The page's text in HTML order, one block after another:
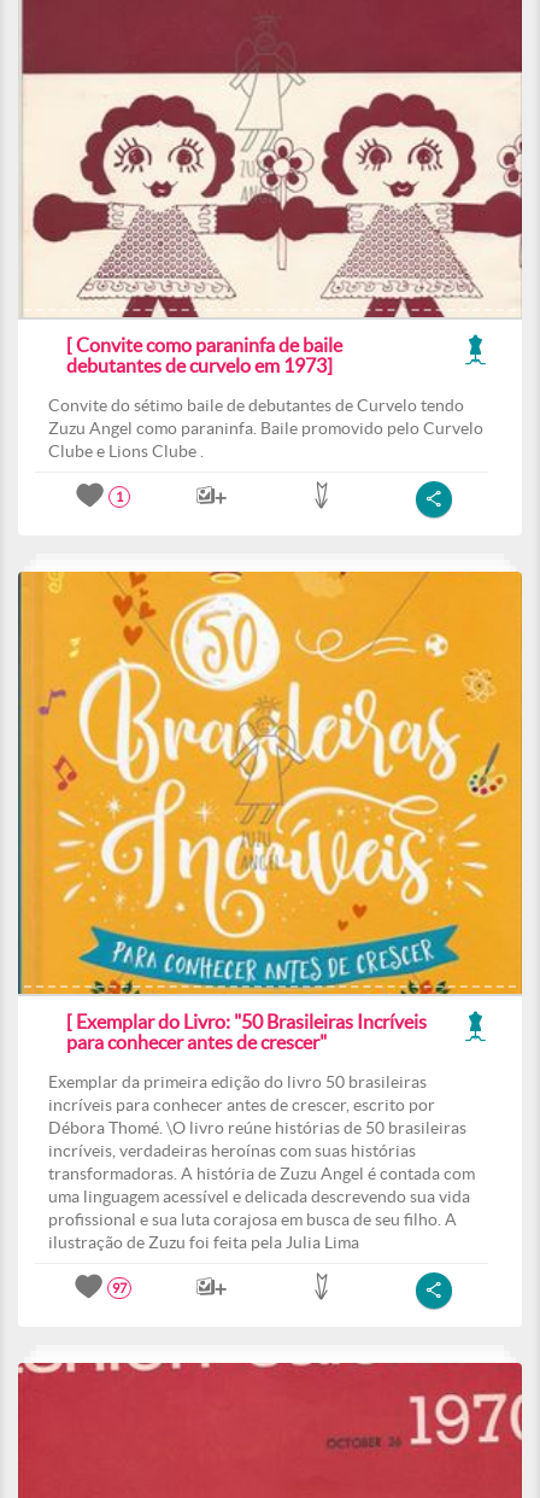
[ Convite como paraninfa de baile
debutantes de curvelo em 1973]
Convite do sétimo baile de debutantes de Curvelo tendo
Zuzu Angel como paraninfa. Baile promovido pelo Curvelo
Clube e Lions Clube .
1
[ Exemplar do Livro: "50 Brasileiras Incríveis
para conhecer antes de crescer"
Exemplar da primeira edição do livro 50 brasileiras
incríveis para conhecer antes de crescer, escrito por
Débora Thomé. \O livro reúne histórias de 50 brasileiras
incríveis, verdadeiras heroínas com suas histórias
transformadoras. A história de Zuzu Angel é contada com
uma linguagem acessível e delicada descrevendo sua vida
profissional e sua luta corajosa em busca de seu filho. A
ilustração de Zuzu foi feita pela Julia Lima
97